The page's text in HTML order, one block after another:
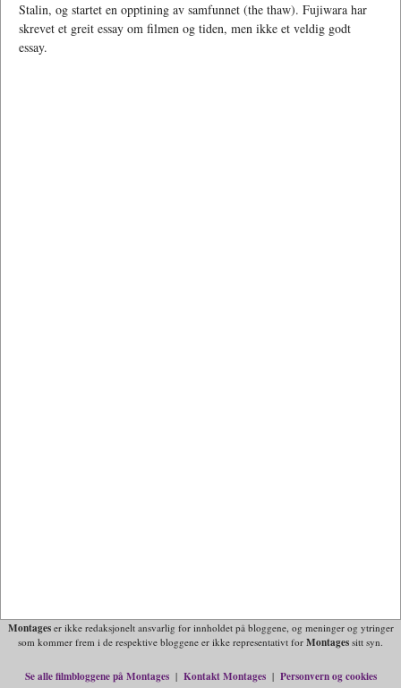
Stalin, og startet en opptining av samfunnet (the thaw). Fujiwara har
skrevet et greit essay om filmen og tiden, men ikke et veldig godt
essay.
Montageser ikke redaksjonelt ansvarlig for innholdet på bloggene, og meninger og ytringer
som kommer frem i de respektive bloggene er ikke representativt for Montages sitt syn.
Se alle filmbloggene på Montages| Kontakt Montages| Personvern og cookies